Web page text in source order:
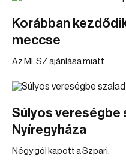
Korábban
meccse
Az MLSZ ajánlása miatt.
Súlyos vereségbe
Nyíregyháza
Négy gól kapott a Szpari.